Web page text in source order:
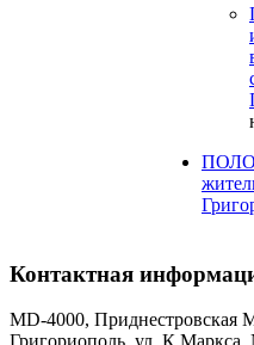
Контактная
MD-4000, Приднестровская